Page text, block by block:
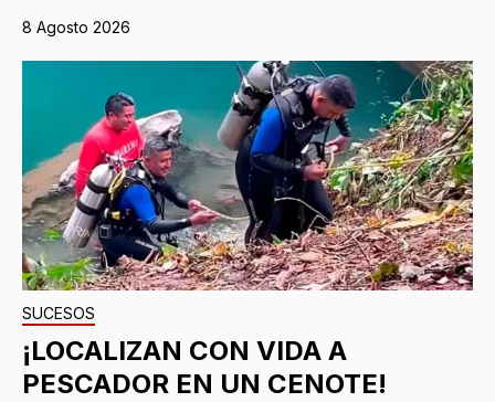
8 Agosto 2026
SUCESOS
¡LOCALIZAN CON VIDA A
PESCADOR EN UN CENOTE!